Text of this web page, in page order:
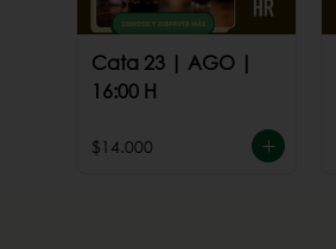
Cata 23 | AGO |
16:00 H
$14.000